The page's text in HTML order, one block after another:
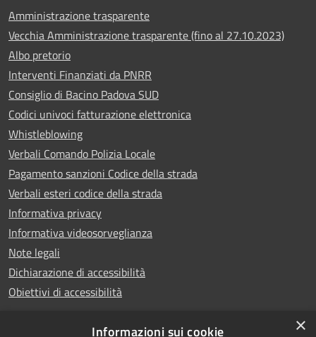
Amministrazione trasparente
Vecchia Amministrazione trasparente (fino al 27.10.2023)
Albo pretorio
Interventi Finanziati da PNRR
Consiglio di Bacino Padova SUD
Codici univoci fatturazione elettronica
Whistleblowing
Verbali Comando Polizia Locale
Pagamento sanzioni Codice della strada
Verbali esteri codice della strada
Informativa privacy
Informativa videosorveglianza
Note legali
Dichiarazione di accessibilità
Obiettivi di accessibilità
×
Informazioni sui cookie